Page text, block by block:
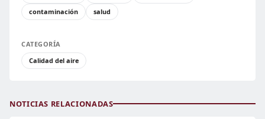
contaminación
salud
CATEGORÍA
Calidad del aire
NOTICIAS RELACIONADAS